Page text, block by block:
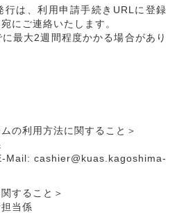
行は、利用申請手続きURLに登録
にご連絡いたします。
最大2週間程度かかる場合があり
の利用方法に関すること＞
Mail: cashier@kuas.kagoshima-
すること＞
担当係